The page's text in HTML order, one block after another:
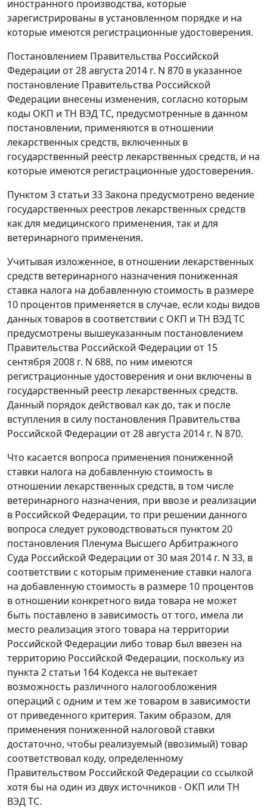
иностранного производства, которые
зарегистрированы в установленном порядке и на
которые имеются регистрационные удостоверения.
Постановлением Правительства Российской
Федерации от 28 августа 2014 г. N 870 в указанное
постановление Правительства Российской
Федерации внесены изменения, согласно которым
коды ОКП и ТН ВЭД ТС, предусмотренные в данном
постановлении, применяются в отношении
лекарственных средств, включенных в
государственный реестр лекарственных средств, и на
которые имеются регистрационные удостоверения.
Пунктом 3 статьи 33 Закона предусмотрено ведение
государственных реестров лекарственных средств
как для медицинского применения, так и для
ветеринарного применения.
Учитывая изложенное, в отношении лекарственных
средств ветеринарного назначения пониженная
ставка налога на добавленную стоимость в размере
10 процентов применяется в случае, если коды видов
данных товаров в соответствии с ОКП и ТН ВЭД ТС
предусмотрены вышеуказанным постановлением
Правительства Российской Федерации от 15
сентября 2008 г. N 688, по ним имеются
регистрационные удостоверения и они включены в
государственный реестр лекарственных средств.
Данный порядок действовал как до, так и после
вступления в силу постановления Правительства
Российской Федерации от 28 августа 2014 г. N 870.
Что касается вопроса применения пониженной
ставки налога на добавленную стоимость в
отношении лекарственных средств, в том числе
ветеринарного назначения, при ввозе и реализации
в Российской Федерации, то при решении данного
вопроса следует руководствоваться пунктом 20
постановления Пленума Высшего Арбитражного
Суда Российской Федерации от 30 мая 2014 г. N 33, в
соответствии с которым применение ставки налога
на добавленную стоимость в размере 10 процентов
в отношении конкретного вида товара не может
быть поставлено в зависимость от того, имела ли
место реализация этого товара на территории
Российской Федерации либо товар был ввезен на
территорию Российской Федерации, поскольку из
пункта 2 статьи 164 Кодекса не вытекает
возможность различного налогообложения
операций с одним и тем же товаром в зависимости
от приведенного критерия. Таким образом, для
применения пониженной налоговой ставки
достаточно, чтобы реализуемый (ввозимый) товар
соответствовал коду, определенному
Правительством Российской Федерации со ссылкой
хотя бы на один из двух источников - ОКП или ТН
ВЭД ТС.